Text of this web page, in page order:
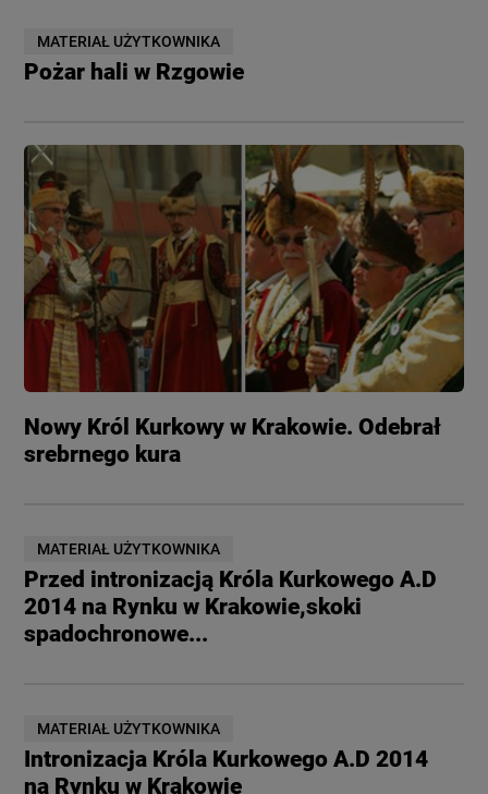
MATERIAŁ UŻYTKOWNIKA
Pożar hali w Rzgowie
Nowy Król Kurkowy w Krakowie. Odebrał
srebrnego kura
MATERIAŁ UŻYTKOWNIKA
Przed intronizacją Króla Kurkowego A.D
2014 na Rynku w Krakowie,skoki
spadochronowe...
MATERIAŁ UŻYTKOWNIKA
Intronizacja Króla Kurkowego A.D 2014
na Rynku w Krakowie